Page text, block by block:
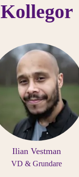
Kollegor
Ilian Vestman
VD & Grundare